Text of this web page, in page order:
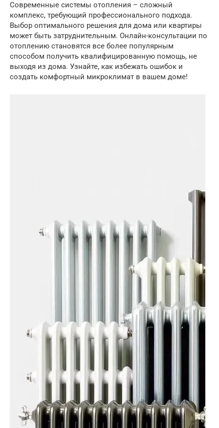
Современные системы отопления – сложный
комплекс, требующий профессионального подхода.
Выбор оптимального решения для дома или квартиры
может быть затруднительным. Онлайн-консультации по
отоплению становятся все более популярным
способом получить квалифицированную помощь, не
выходя из дома. Узнайте, как избежать ошибок и
создать комфортный микроклимат в вашем доме!